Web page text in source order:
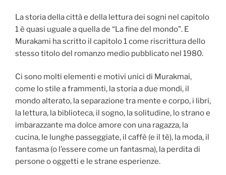
La storia della città e della lettura dei sogni nel capitolo
1 è quasi uguale a quella de “La fine del mondo”. E
Murakami ha scritto il capitolo 1 come riscrittura dello
stesso titolo del romanzo medio pubblicato nel 1980.
Ci sono molti elementi e motivi unici di Murakmai,
come lo stile a frammenti, la storia a due mondi, il
mondo alterato, la separazione tra mente e corpo, i libri,
la lettura, la biblioteca, il sogno, la solitudine, lo strano e
imbarazzante ma dolce amore con una ragazza, la
cucina, le lunghe passeggiate, il caffè (e il tè), la moda, il
fantasma (o l’essere come un fantasma), la perdita di
persone o oggetti e le strane esperienze.